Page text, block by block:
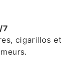
7
cigarillos et